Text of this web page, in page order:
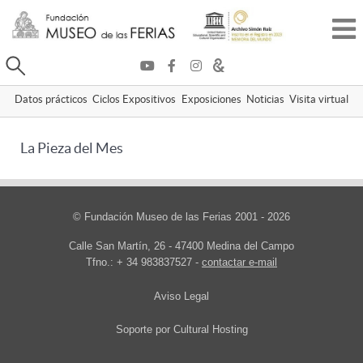
Buscar
Datos prácticos Ciclos Expositivos Exposiciones Noticias Visita virtual
La Pieza del Mes
© Fundación Museo de las Ferias 2001 - 2026
Calle San Martín, 26 - 47400 Medina del Campo
Tfno.: + 34 983837527 - contactar e-mail
Aviso Legal
Soporte por Cultural Hosting